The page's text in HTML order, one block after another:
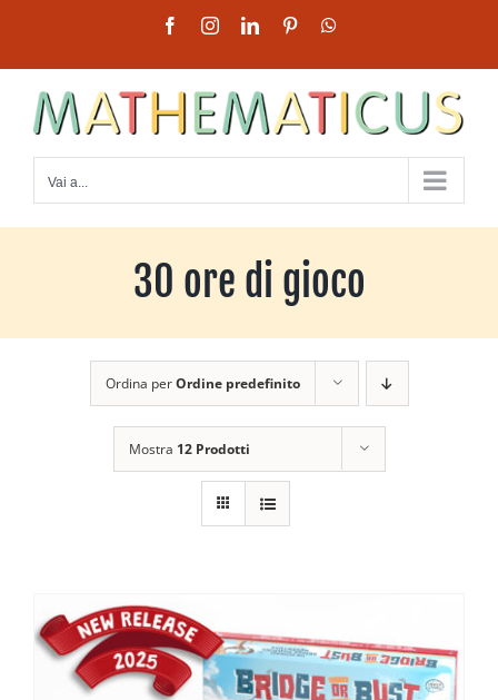
contenuto
FacebookInstagramLinkedInPinterest
Vai a...
30 ore di gioco
Ordina perOrdine predefinito
Mostra 12 Prodotti